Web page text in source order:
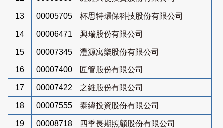
13 00005705 杯思特環保科技股份有限公司
14 00006471 興瑞股份有限公司
15 00007345 灃源寓樂股份有限公司
16 00007400 匠管股份有限公司
17 00007422 之維股份有限公司
18 00007555 泰緯投資股份有限公司
19 00008718 四季長期照顧股份有限公司